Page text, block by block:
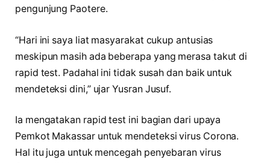
pengunjung Paotere.
“Hari ini saya liat masyarakat cukup antusias
meskipun masih ada beberapa yang merasa takut di
rapid test. Padahal ini tidak susah dan baik untuk
mendeteksi dini,” ujar Yusran Jusuf.
Ia mengatakan rapid test ini bagian dari upaya
Pemkot Makassar untuk mendeteksi virus Corona.
Hal itu juga untuk mencegah penyebaran virus